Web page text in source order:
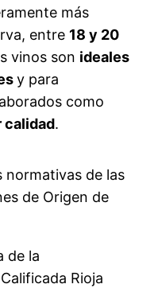
más
entre 18 y 20
vinos son ideales
y para
como
calidad.
normativas de las
de Origen de
de la
Rioja